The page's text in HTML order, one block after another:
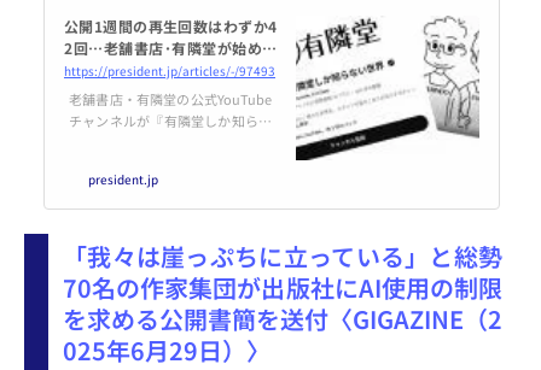
公開1週間の再生回数はわずか4
2回…老舗書店･有隣堂が始めた
公式YouTubeが6回で打ち切ら
れた｢3つの原因｣ ｢動画自体も､
動画を作る一連の作業も全く面
白くなかった｣
https://president.jp/articles/-/97493
老舗書店・有隣堂の公式YouTube
チャンネルが『有隣堂しか知らな
の成功と評価されているが、プロ
デューサー兼ディレクターを務め
業YouTubeとして最初から順調
だったわけでは決してないという
――。
president.jp
「我々は崖っぷちに立っている」と総勢
70名の作家集団が出版社にAI使用の制限
を求める公開書簡を送付〈GIGAZINE（2
025年6月29日）〉